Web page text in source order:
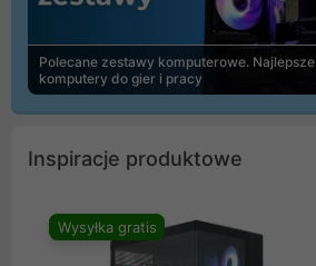
Polecane zestawy komputerowe. Najlepsze
komputery do gier i pracy
Inspiracje produktowe
Wysyłka gratis